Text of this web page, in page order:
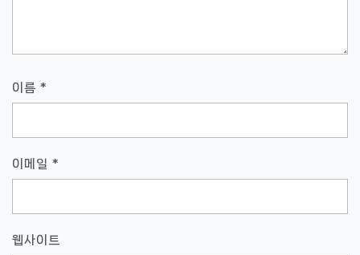
이름 *
이메일 *
웹사이트